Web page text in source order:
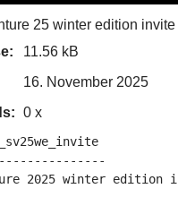
25 winter edition invite
11.56 kB
16. November 2025
0 x
2025 winter edition